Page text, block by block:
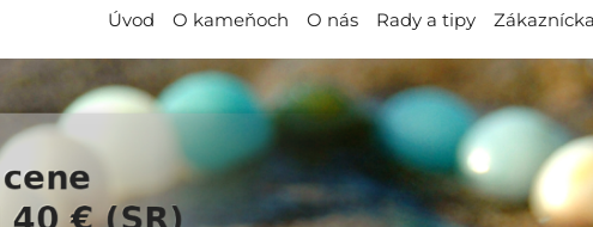
Úvod O kameňoch O nás Rady a tipy